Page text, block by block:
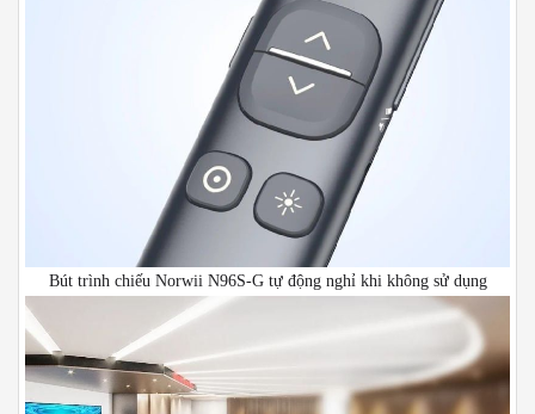
Bút trình chiếu Norwii N96S-G tự động nghỉ khi không sử dụng